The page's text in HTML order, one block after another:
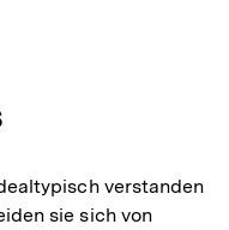
verstanden
sie sich von